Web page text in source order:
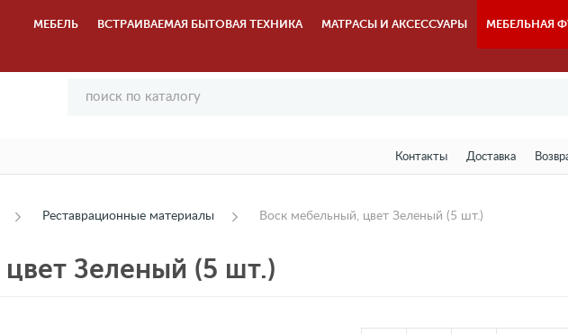
МЕБЕЛЬ ВСТРАИВАЕМАЯ БЫТОВАЯ ТЕХНИКА МАТРАСЫ И АКСЕССУАРЫ МЕБЕЛЬНАЯ
Контакты Доставка
Реставрационные материалы Воск мебельный, цвет Зеленый (5 шт.)
Зеленый (5 шт.)